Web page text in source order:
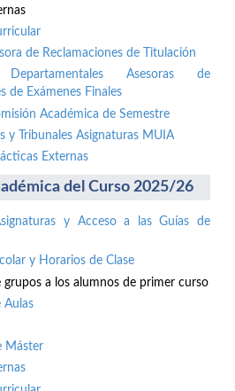
de Reclamaciones de Titulación
Departamentales Asesoras de
de Exámenes Finales
Académica de Semestre
y Tribunales Asignaturas MUIA
Externas
del Curso 2025/26
y Acceso a las Guías de
y Horarios de Clase
grupos a los alumnos de primer curso
Aulas
Máster